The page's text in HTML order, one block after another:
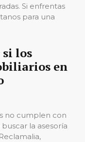
Si enfrentas
para una
si los
en
no cumplen con
la asesoría